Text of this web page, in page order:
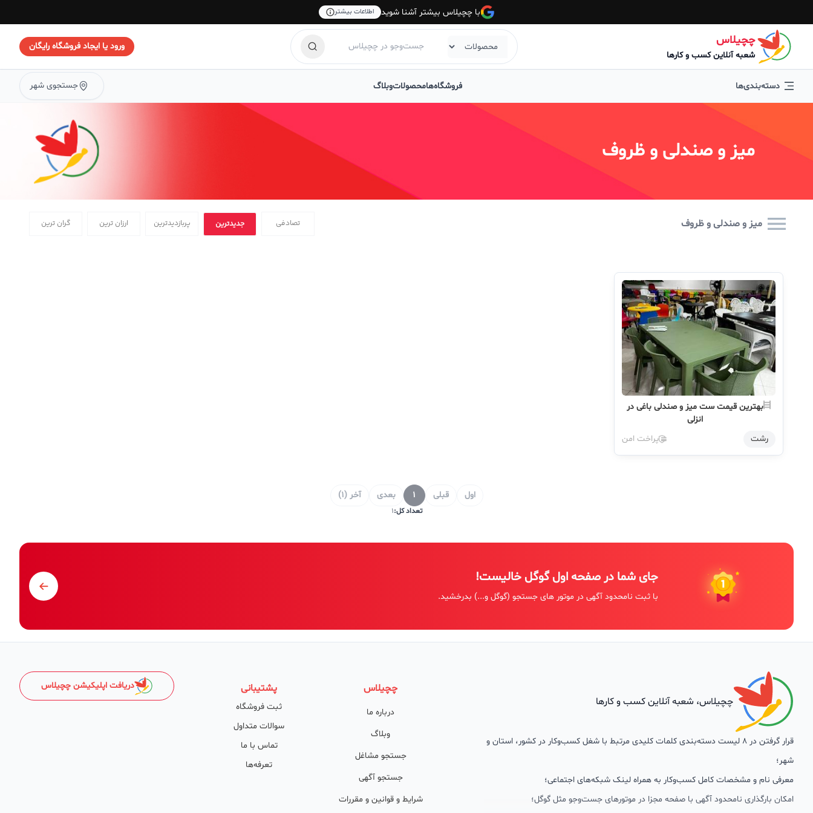
با چچیلاس بیشتر آشنا شوید اطلاعات بیشتر
چچیلاس
شعبه آنلاین کسب و کارها
ورود یا ایجاد فروشگاه رایگان
دسته‌بندی‌ها فروشگاه‌هامحصولاتوبلاگ جستجوی شهر
میز و صندلی و ظروف
میز و صندلی و ظروف تصادفی جدیدترین پربازدیدترین ارزان ترین گران ترین
بهترین قیمت ست میز و صندلی باغی در
انزلی
رشت
پراخت امن
اول قبلی 1 بعدی آخر (1)
تعداد کل:1
جای شما در صفحه اول گوگل خالیست!
با ثبت نامحدود آگهی در موتور های جستجو (گوگل و...) بدرخشید.
چچیلاس، شعبه آنلاین کسب و کارها
قرار گرفتن در 8 لیست دسته‌بندی کلمات کلیدی مرتبط با شغل کسب‌وکار در کشور، استان و
شهر؛
معرفی نام و مشخصات کامل کسب‌وکار به همراه لینک شبکه‌های اجتماعی؛
امکان بارگذاری نامحدود آگهی با صفحه مجزا در موتورهای جست‌وجو مثل گوگل؛
چچیلاس
درباره ما
وبلاگ
جستجو مشاغل
جستجو آگهی
شرایط و قوانین و مقررات
پشتیبانی
ثبت فروشگاه
سوالات متداول
تماس با ما
تعرفه‌ها
دریافت اپلیکیشن چچیلاس